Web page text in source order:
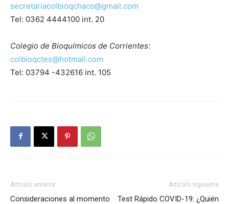
secretariacolbioqchaco@gmail.com
Tel: 0362 4444100 int. 20⁣
Colegio de Bioquímicos de Corrientes:⁣
colbioqctes@hotmail.com
Tel: 03794 -432616 int. 105⁣
Artículo anterior
Consideraciones al momento
Artículo siguiente
Test Rápido COVID-19: ¿Quién